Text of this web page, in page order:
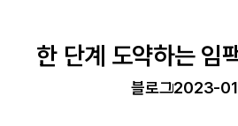
한 단계 도약하는 임
블로그2023-